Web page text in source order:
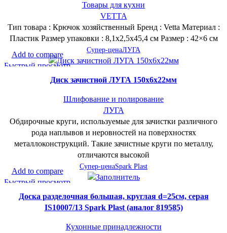
Товары для кухни
VETTA
Тип товара : Крючок хозяйственный Бренд : Vetta Материал :
Пластик Размер упаковки : 8,1х2,5х45,4 см Размер : 42×6 см
Супер-ценаЛУГА
Add to compare
Быстрый просмотр
В желаемоеДиск зачистной ЛУГА 150х6х22мм
Шлифование и полирование
ЛУГА
Обдирочные круги, используемые для зачистки различного
рода наплывов и неровностей на поверхностях
металлоконструкций. Такие зачистные круги по металлу,
отличаются высокой
Супер-ценаSpark Plast
Add to compare
Быстрый просмотр
В желаемое
Доска разделочная большая, круглая d=25см, серая
IS10007/13 Spark Plast (аналог 819585)
Кухонные принадлежности